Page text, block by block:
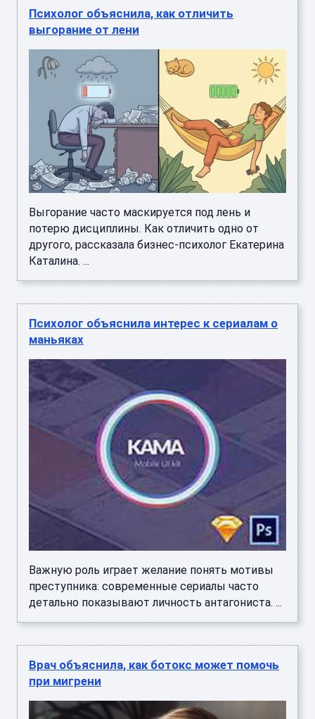
Психолог объяснила, как отличить
выгорание от лени
Выгорание часто маскируется под лень и
потерю дисциплины. Как отличить одно от
другого, рассказала бизнес-психолог Екатерина
Каталина. ...
Психолог объяснила интерес к сериалам о
маньяках
Важную роль играет желание понять мотивы
преступника: современные сериалы часто
детально показывают личность антагониста. ...
Врач объяснила, как ботокс может помочь
при мигрени